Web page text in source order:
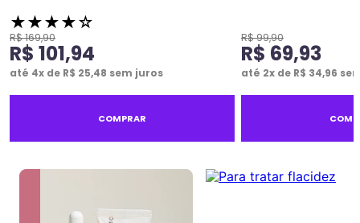
★★★★☆
R$169,90
R$ 101,94
até 4x de R$ 25,48 sem juros
COMPRAR
R$99,90
R$ 69,93
até 2x de R$ 34,96